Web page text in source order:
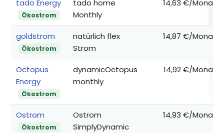
tado Energy
Ökostrom
tado home
Monthly
14,63 €/Monat
goldstrom
Ökostrom
natürlich flex
Strom
14,87 €/Monat
Octopus
Energy
Ökostrom
dynamicOctopus
monthly
14,92 €/Monat
Ostrom
Ökostrom
Ostrom
SimplyDynamic
14,93 €/Monat